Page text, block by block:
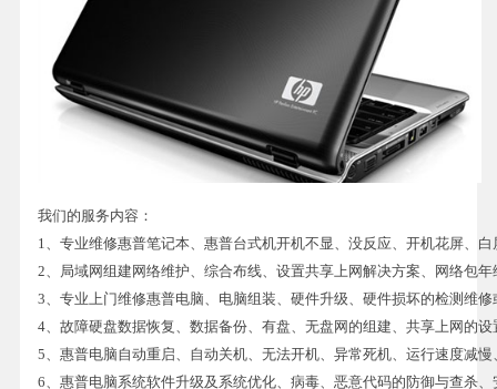
我们的服务内容：
1、专业维修惠普笔记本、惠普台式机开机不显、没反应、开机花屏、
2、局域网组建网络维护、综合布线、设置共享上网解决方案、网络包
3、专业上门维修惠普电脑、电脑组装、硬件升级、硬件损坏的检测维修
4、故障硬盘数据恢复、数据备份、有盘、无盘网的组建、共享上网的设
5、惠普电脑自动重启、自动关机、无法开机、异常死机、运行速度减
6、惠普电脑系统软件升级及系统优化、病毒、恶意代码的防御与查杀